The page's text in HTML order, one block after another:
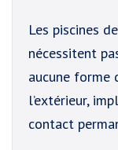
Les piscines
nécessitent
aucune forme
l’extérieur,
contact